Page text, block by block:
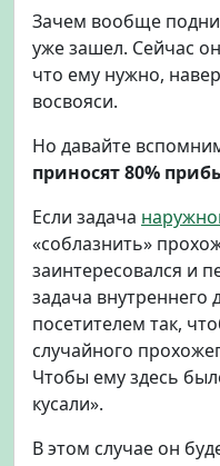
Зачем вообще
уже зашел. Сейчас
что ему нужно,
восвояси.
Но давайте
приносят 80%
Если задача
«соблазнить»
заинтересовался и
задача внутреннего
посетителем так,
случайного
Чтобы ему здесь
кусали».
В этом случае он